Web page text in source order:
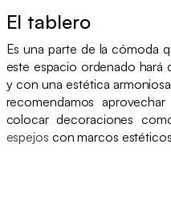
El tablero
Es una parte de la cómoda
este espacio ordenado hará
y con una estética
recomendamos
colocar decoraciones
espejos con marcos